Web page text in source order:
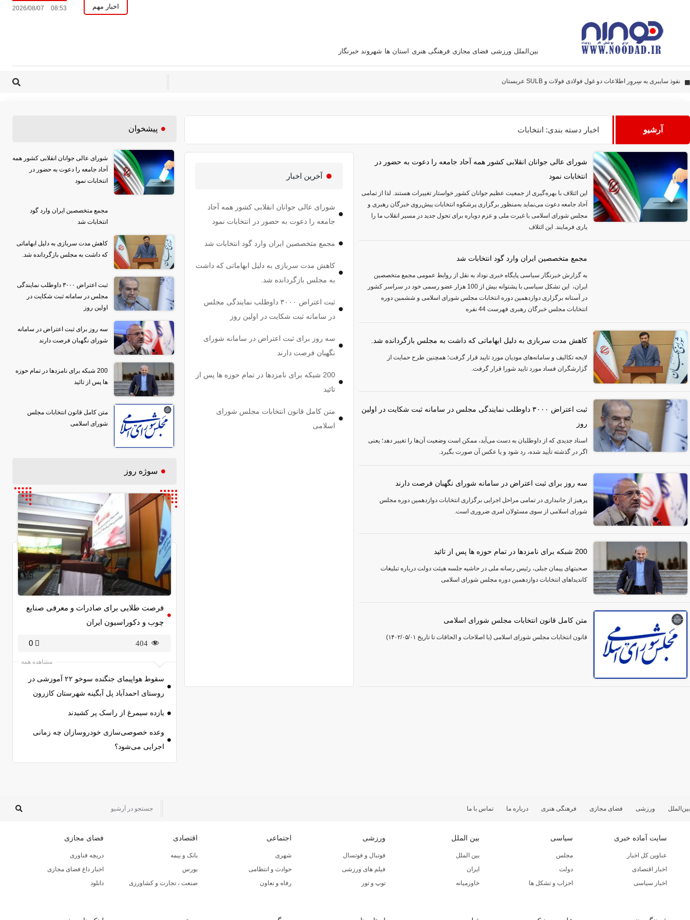
اخبار مهم 08:53
2026/08/07
بین‌الملل ورزشی فضای مجازی فرهنگی هنری استان‌ ها شهروند خبرنگار
نفوذ سایبری به سِروِر اطلاعات دو غول فولادی فولات و SULB عربستان
دادستانی تهران به شخصیت‌های سیاسی و صاحبان تریبون، تذکر داد
این سامانه متخصص زدن هواپیما آمریکائی است
پهپاد‌های ایران به نقاط مهمی اصابت کرده‌اند
آرشیو اخبار دسته بندی: انتخابات
شورای عالی جوانان انقلابی کشور همه آحاد جامعه را دعوت به حضور در
انتخابات نمود
این ائتلاف با بهره‌گیری از جمعیت عظیم جوانان کشور خواستار تغییرات هستند. لذا از تمامی
آحاد جامعه دعوت می‌نماید به‌منظور برگزاری پرشکوه انتخابات پیش‌روی خبرگان رهبری و
مجلس شورای اسلامی با غیرت ملی و عزم دوباره برای تحول جدید در مسیر انقلاب ما را
یاری فرمایند. این ائتلاف
مجمع متخصصین ایران وارد گود انتخابات شد
به گزارش خبرنگار سیاسی پایگاه خبری نوداد به نقل از روابط عمومی مجمع متخصصین
ایران، این تشکل سیاسی با پشتوانه بیش از 100 هزار عضو رسمی خود در سراسر کشور
در آستانه برگزاری دوازدهمین دوره انتخابات مجلس شورای اسلامی و ششمین دوره
انتخابات مجلس خبرگان رهبری فهرست 44 نفره
کاهش مدت سربازی به دلیل ابهاماتی که داشت به مجلس بازگردانده شد.
لایحه تکالیف و سامانه‌های مودیان مورد تایید قرار گرفت؛ همچنین طرح حمایت از
گزارشگران فساد مورد تایید شورا قرار گرفت.
ثبت اعتراض ۳۰۰۰ داوطلب نمایندگی مجلس در سامانه ثبت شکایت در اولین
روز
اسناد جدیدی که از داوطلبان به دست می‌آید، ممکن است وضعیت آن‌ها را تغییر دهد؛ یعنی
اگر در گذشته تأیید شده، رد شود و یا عکس آن صورت بگیرد.
سه روز برای ثبت اعتراض در سامانه شورای نگهبان فرصت دارند
پرهیز از جانبداری در تمامی مراحل اجرایی برگزاری انتخابات دوازدهمین دوره مجلس
شورای اسلامی از سوی مسئولان امری ضروری است.
200 شبکه برای نامزدها در تمام حوزه ها پس از تائید
صحبتهای پیمان جبلی، رئیس رسانه ملی در حاشیه جلسه هیئت دولت درباره تبلیغات
کاندیداهای انتخابات دوازدهمین دوره مجلس شورای اسلامی
متن کامل قانون انتخابات مجلس شورای اسلامی
قانون انتخابات مجلس شورای اسلامی (با اصلاحات و الحاقات تا تاریخ ۱۴۰۲/۰۵/۰۱)
آخرین اخبار
شورای عالی جوانان انقلابی کشور همه آحاد
جامعه را دعوت به حضور در انتخابات نمود
مجمع متخصصین ایران وارد گود انتخابات شد
کاهش مدت سربازی به دلیل ابهاماتی که داشت
به مجلس بازگردانده شد.
ثبت اعتراض ۳۰۰۰ داوطلب نمایندگی مجلس
در سامانه ثبت شکایت در اولین روز
سه روز برای ثبت اعتراض در سامانه شورای
نگهبان فرصت دارند
200 شبکه برای نامزدها در تمام حوزه ها پس از
تائید
متن کامل قانون انتخابات مجلس شورای
اسلامی
پیشخوان
شورای عالی جوانان انقلابی کشور همه
آحاد جامعه را دعوت به حضور در
انتخابات نمود
مجمع متخصصین ایران وارد گود
انتخابات شد
کاهش مدت سربازی به دلیل ابهاماتی
که داشت به مجلس بازگردانده شد.
ثبت اعتراض ۳۰۰۰ داوطلب نمایندگی
مجلس در سامانه ثبت شکایت در
اولین روز
سه روز برای ثبت اعتراض در سامانه
شورای نگهبان فرصت دارند
200 شبکه برای نامزدها در تمام حوزه
ها پس از تائید
متن کامل قانون انتخابات مجلس
شورای اسلامی
سوژه روز
فرصت طلایی برای صادرات و معرفی صنایع
چوب و دکوراسیون ایران
404
0
مشاهده همه
سقوط هواپیمای جنگنده سوخو ۲۲ آموزشی در
روستای احمدآباد پل آبگینه شهرستان کازرون
یازده سیمرغ از راسک پر کشیدند
وعده خصوصی‌سازی خودروسازان چه زمانی
اجرایی می‌شود؟
بین‌الملل ورزشی فضای مجازی فرهنگی هنری درباره ما تماس با ما
سایت آماده خبری
عناوین کل اخبار
اخبار اقتصادی
اخبار سیاسی
سیاسی
مجلس
دولت
احزاب و تشکل ها
بین الملل
بین الملل
ایران
خاورمیانه
ورزشی
فوتبال و فوتسال
فیلم های ورزشی
توپ و تور
اجتماعی
شهری
حوادث و انتظامی
رفاه و تعاون
اقتصادی
بانک و بیمه
بورس
صنعت ، تجارت و کشاورزی
فضای مجازی
دریچه فناوری
اخبار داغ فضای مجازی
دانلود